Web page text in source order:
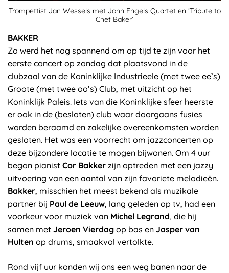
Trompettist Jan Wessels met John Engels Quartet en ‘Tribute to
Chet Baker’
BAKKER
Zo werd het nog spannend om op tijd te zijn voor het
eerste concert op zondag dat plaatsvond in de
clubzaal van de Koninklijke Industrieele (met twee ee’s)
Groote (met twee oo’s) Club, met uitzicht op het
Koninklijk Paleis. Iets van die Koninklijke sfeer heerste
er ook in de (besloten) club waar doorgaans fusies
worden beraamd en zakelijke overeenkomsten worden
gesloten. Het was een voorrecht om jazzconcerten op
deze bijzondere locatie te mogen bijwonen. Om 4 uur
begon pianist Cor Bakker zijn optreden met een jazzy
uitvoering van een aantal van zijn favoriete melodieën.
Bakker, misschien het meest bekend als muzikale
partner bij Paul de Leeuw, lang geleden op tv, had een
voorkeur voor muziek van Michel Legrand, die hij
samen met Jeroen Vierdag op bas en Jasper van
Hulten op drums, smaakvol vertolkte.
Rond vijf uur konden wij ons een weg banen naar de